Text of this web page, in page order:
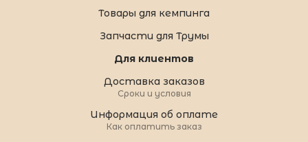
Товары для кемпинга
Запчасти для Трумы
Для клиентов
Доставка заказов
Сроки и условия
Информация об оплате
Как оплатить заказ